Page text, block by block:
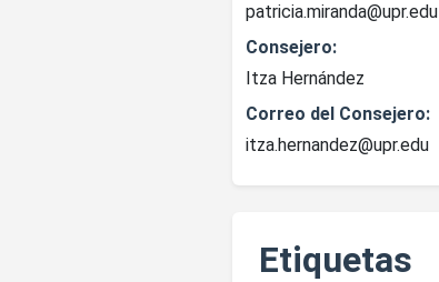
patricia.miranda@upr.edu
Consejero:
Itza Hernández
Correo del Consejero:
itza.hernandez@upr.edu
Etiquetas